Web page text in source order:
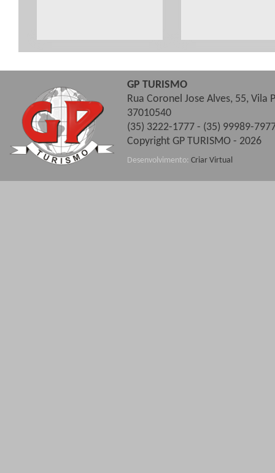
GP TURISMO
Rua Coronel Jose Alves, 55, Vila
37010540
(35) 3222-1777 - (35) 99989-
Copyright GP TURISMO - 2026
Desenvolvimento: Criar Virtual